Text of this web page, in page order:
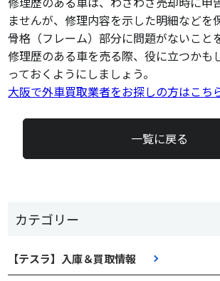
カテゴリー
【テスラ】入庫＆買取情報
ませんが、修理内容を示した明細などを
骨格（フレーム）部分に問題がないこと
修理歴のある車を売る際、役に立つかも
っておくようにしましょう。
大阪で外車買取業者をお探しの方はこち
一覧に戻る